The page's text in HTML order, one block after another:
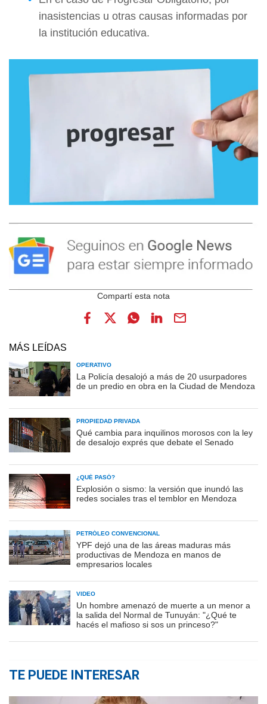
inasistencias u otras causas informadas por
la institución educativa.
MÁS LEÍDAS
OPERATIVO
La Policía desalojó a más de 20 usurpadores
de un predio en obra en la Ciudad de Mendoza
PROPIEDAD PRIVADA
Qué cambia para inquilinos morosos con la ley
de desalojo exprés que debate el Senado
¿QUÉ PASÓ?
Explosión o sismo: la versión que inundó las
redes sociales tras el temblor en Mendoza
PETRÓLEO CONVENCIONAL
YPF dejó una de las áreas maduras más
productivas de Mendoza en manos de
empresarios locales
VIDEO
Un hombre amenazó de muerte a un menor a
la salida del Normal de Tunuyán: "¿Qué te
hacés el mafioso si sos un princeso?"
TE PUEDE INTERESAR